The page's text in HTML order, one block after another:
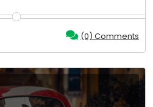
(0) Comments